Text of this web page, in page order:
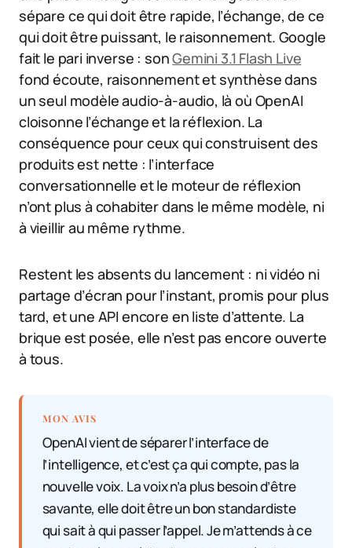
sépare ce qui doit être rapide, l’échange, de ce
qui doit être puissant, le raisonnement. Google
fait le pari inverse : sonGemini 3.1 Flash Live
fond écoute, raisonnement et synthèse dans
un seul modèle audio-à-audio, là où OpenAI
cloisonne l’échange et la réflexion. La
conséquence pour ceux qui construisent des
produits est nette : l’interface
conversationnelle et le moteur de réflexion
n’ont plus à cohabiter dans le même modèle, ni
à vieillir au même rythme.
Restent les absents du lancement : ni vidéo ni
partage d’écran pour l’instant, promis pour plus
tard, et une API encore en liste d’attente. La
brique est posée, elle n’est pas encore ouverte
à tous.
MON AVIS
OpenAI vient de séparer l’interface de
l’intelligence, et c’est ça qui compte, pas la
nouvelle voix. La voix n’a plus besoin d’être
savante, elle doit être un bon standardiste
qui sait à qui passer l’appel. Je m’attends à ce